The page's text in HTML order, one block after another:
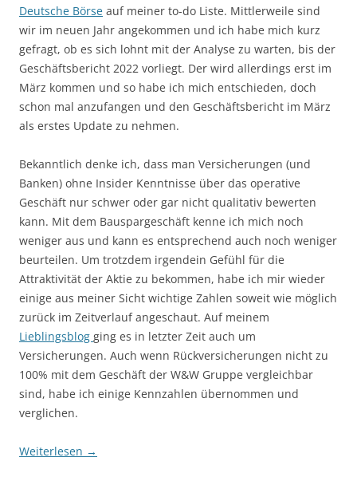
Deutsche Börse auf meiner to-do Liste. Mittlerweile sind
wir im neuen Jahr angekommen und ich habe mich kurz
gefragt, ob es sich lohnt mit der Analyse zu warten, bis der
Geschäftsbericht 2022 vorliegt. Der wird allerdings erst im
März kommen und so habe ich mich entschieden, doch
schon mal anzufangen und den Geschäftsbericht im März
als erstes Update zu nehmen.
Bekanntlich denke ich, dass man Versicherungen (und
Banken) ohne Insider Kenntnisse über das operative
Geschäft nur schwer oder gar nicht qualitativ bewerten
kann. Mit dem Bauspargeschäft kenne ich mich noch
weniger aus und kann es entsprechend auch noch weniger
beurteilen. Um trotzdem irgendein Gefühl für die
Attraktivität der Aktie zu bekommen, habe ich mir wieder
einige aus meiner Sicht wichtige Zahlen soweit wie möglich
zurück im Zeitverlauf angeschaut. Auf meinem
Lieblingsblog ging es in letzter Zeit auch um
Versicherungen. Auch wenn Rückversicherungen nicht zu
100% mit dem Geschäft der W&W Gruppe vergleichbar
sind, habe ich einige Kennzahlen übernommen und
verglichen.
Weiterlesen →